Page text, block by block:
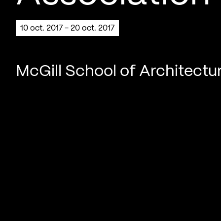
10 oct. 2017 - 20 oct. 2017
McGill School of